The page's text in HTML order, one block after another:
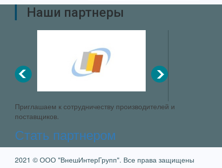
Наши партнеры
Приглашаем к сотрудничеству производителей и
поставщиков.
Стать партнером
2021 © ООО "ВнешИнтерГрупп". Все права защищены